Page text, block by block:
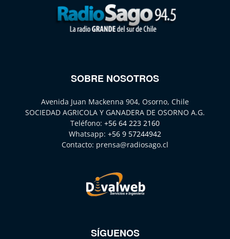
SOBRE NOSOTROS
Avenida Juan Mackenna 904, Osorno, Chile
SOCIEDAD AGRICOLA Y GANADERA DE OSORNO A.G.
Teléfono: +56 64 223 2160
Whatsapp: +56 9 57244942
Contacto: prensa@radiosago.cl
SÍGUENOS